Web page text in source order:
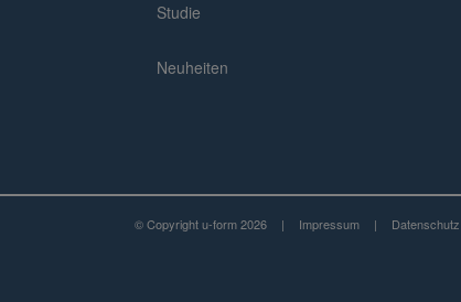
Studie
Neuheiten
© Copyright u-form 2026 | Impressum | Datenschutz